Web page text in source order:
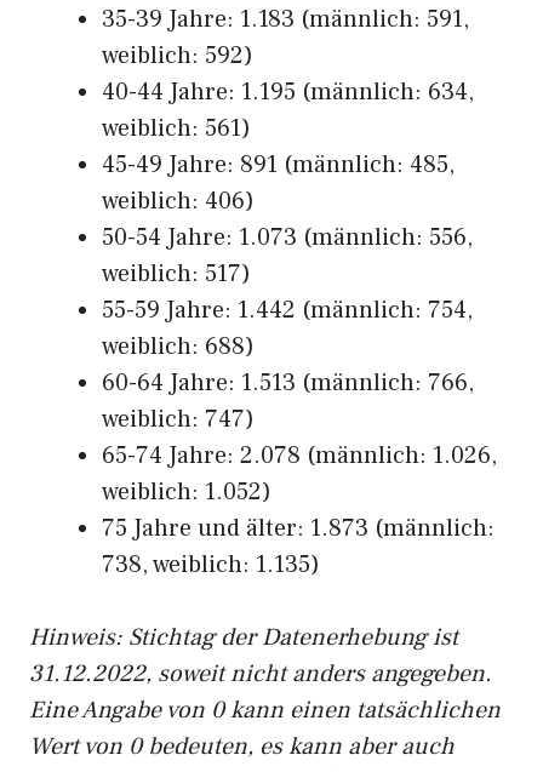
35-39 Jahre: 1.183 (männlich: 591,
weiblich: 592)
40-44 Jahre: 1.195 (männlich: 634,
weiblich: 561)
45-49 Jahre: 891 (männlich: 485,
weiblich: 406)
50-54 Jahre: 1.073 (männlich: 556,
weiblich: 517)
55-59 Jahre: 1.442 (männlich: 754,
weiblich: 688)
60-64 Jahre: 1.513 (männlich: 766,
weiblich: 747)
65-74 Jahre: 2.078 (männlich: 1.026,
weiblich: 1.052)
75 Jahre und älter: 1.873 (männlich:
738, weiblich: 1.135)
Hinweis: Stichtag der Datenerhebung ist
31.12.2022, soweit nicht anders angegeben.
Eine Angabe von 0 kann einen tatsächlichen
Wert von 0 bedeuten, es kann aber auch